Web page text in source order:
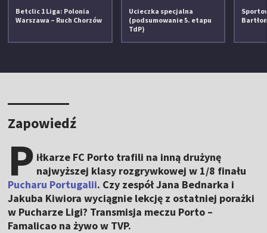
Betclic 1 Liga: Polonia
Warszawa – Ruch Chorzów
Ucieczka specjalna
(podsumowanie 5. etapu
TdP)
Zapowiedź
P iłkarze FC Porto trafili na inną drużynę
najwyższej klasy rozgrywkowej w 1/8 finału
Pucharu Portugalii. Czy zespół Jana Bednarka i
Jakuba Kiwiora wyciągnie lekcję z ostatniej porażki
w Pucharze Ligi? Transmisja meczu Porto –
Famalicao na żywo w TVP.